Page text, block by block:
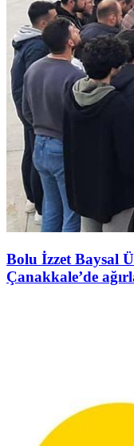
Bolu İzzet Baysal
Çanakkale’de